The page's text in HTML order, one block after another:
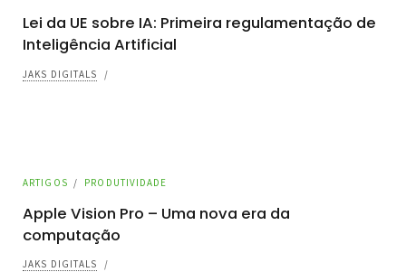
Lei da UE sobre IA: Primeira regulamentação de
Inteligência Artificial
JAKS DIGITALS /
ARTIGOS / PRODUTIVIDADE
Apple Vision Pro – Uma nova era da
computação
JAKS DIGITALS /